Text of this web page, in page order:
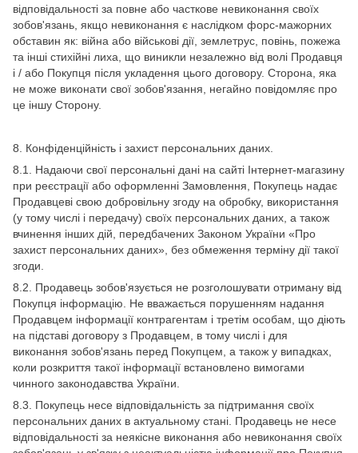
відповідальності за повне або часткове невиконання своїх
зобов'язань, якщо невиконання є наслідком форс-мажорних
обставин як: війна або військові дії, землетрус, повінь, пожежа
та інші стихійні лиха, що виникли незалежно від волі Продавця
і / або Покупця після укладення цього договору. Сторона, яка
не може виконати свої зобов'язання, негайно повідомляє про
це іншу Сторону.
8. Конфіденційність і захист персональних даних.
8.1. Надаючи свої персональні дані на сайті Інтернет-магазину
при реєстрації або оформленні Замовлення, Покупець надає
Продавцеві свою добровільну згоду на обробку, використання
(у тому числі і передачу) своїх персональних даних, а також
вчинення інших дій, передбачених Законом України «Про
захист персональних даних», без обмеження терміну дії такої
згоди.
8.2. Продавець зобов'язується не розголошувати отриману від
Покупця інформацію. Не вважається порушенням надання
Продавцем інформації контрагентам і третім особам, що діють
на підставі договору з Продавцем, в тому числі і для
виконання зобов'язань перед Покупцем, а також у випадках,
коли розкриття такої інформації встановлено вимогами
чинного законодавства України.
8.3. Покупець несе відповідальність за підтримання своїх
персональних даних в актуальному стані. Продавець не несе
відповідальності за неякісне виконання або невиконання своїх